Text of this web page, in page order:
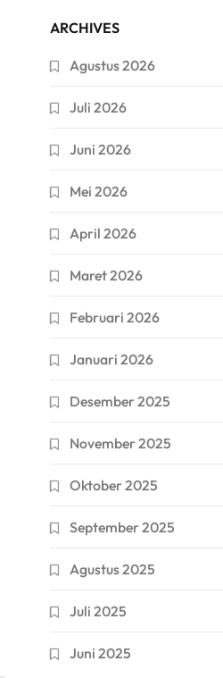
ARCHIVES
Agustus 2026
Juli 2026
Juni 2026
Mei 2026
April 2026
Maret 2026
Februari 2026
Januari 2026
Desember 2025
November 2025
Oktober 2025
September 2025
Agustus 2025
Juli 2025
Juni 2025